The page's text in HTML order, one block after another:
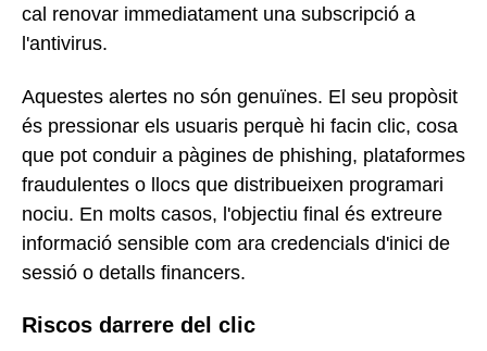
cal renovar immediatament una subscripció a
l'antivirus.
Aquestes alertes no són genuïnes. El seu propòsit
és pressionar els usuaris perquè hi facin clic, cosa
que pot conduir a pàgines de phishing, plataformes
fraudulentes o llocs que distribueixen programari
nociu. En molts casos, l'objectiu final és extreure
informació sensible com ara credencials d'inici de
sessió o detalls financers.
Riscos darrere del clic